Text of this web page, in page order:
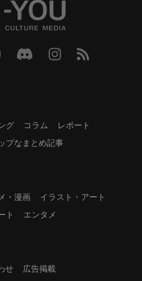
グ コラム
レポート
プなまとめ記事
・漫画
イラスト・アート
ト エンタメ
せ
広告掲載